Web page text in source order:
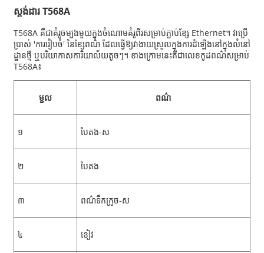
ស្តង់ដារ T568A
T568A គឺជាគំរូចម្បងមួយក្នុងចំណោមគំរូពីរសម្រាប់ភ្ជាប់ខ្សែ Ethernet។ វាប្រើ
ប្រាស់ 'ការរៀបចំ' នៃខ្សែពណ៌ ដែលធ្វើឱ្យវាងាយស្រួលក្នុងការដំឡើងនៅក្នុងលំនៅ
ដ្ឋានថ្មី ឬបរិយាកាសការិយាល័យតូចៗ។ ខាងក្រោមនេះគឺជាលេខកូដពណ៌សម្រាប់
T568A៖
ម្ជុល ពណ៌
១ បៃតង-ស
២ បៃតង
៣ ពណ៌ទឹកក្រូច-ស
៤ ខៀវ